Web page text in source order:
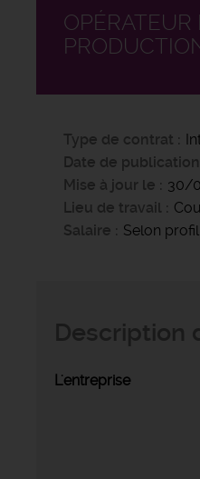
OPÉRATEUR
Type de contrat
Date de publication
Mise à jour le
30/
Lieu de travail
Salaire
Selon profil
L'entreprise